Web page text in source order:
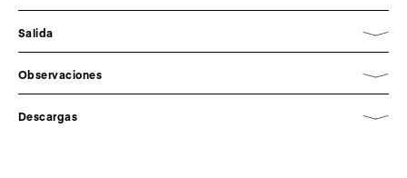
Salida
Observaciones
Descargas